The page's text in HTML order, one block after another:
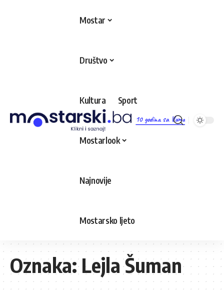
10 godina sa Vama
Mostar
Društvo
Kultura Sport
Mostarlook
Najnovije
Mostarsko ljeto
Oznaka:Lejla Šuman